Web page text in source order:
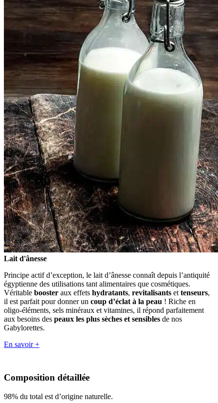
Lait d'ânesse
Principe actif d’exception, le lait d’ânesse connaît depuis l’antiquité
égyptienne des utilisations tant alimentaires que cosmétiques.
Véritable booster aux effets hydratants, revitalisants et tenseurs,
il est parfait pour donner un coup d’éclat à la peau ! Riche en
oligo-éléments, sels minéraux et vitamines, il répond parfaitement
aux besoins des peaux les plus sèches et sensibles de nos
Gabylorettes.
En savoir +
Composition détaillée
98% du total est d’origine naturelle.